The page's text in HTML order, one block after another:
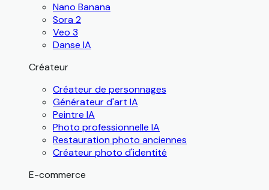
Nano Banana
Sora 2
Veo 3
Danse IA
Créateur
Créateur de personnages
Générateur d'art IA
Peintre IA
Photo professionnelle IA
Restauration photo anciennes
Créateur photo d'identité
E-commerce